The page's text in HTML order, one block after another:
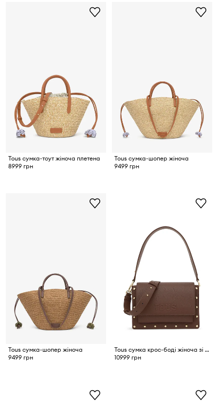
Tous сумка-тоут жіноча плетена
8999 грн
Tous сумка-шопер жіноча
9499 грн
Tous сумка-шопер жіноча
9499 грн
Tous сумка крос-боді жіноча зі штучної шкіри
10999 грн